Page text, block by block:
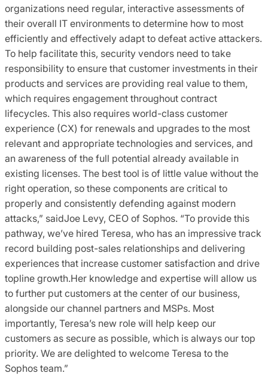
organizations need regular, interactive assessments of
their overall IT environments to determine how to most
efficiently and effectively adapt to defeat active attackers.
To help facilitate this, security vendors need to take
responsibility to ensure that customer investments in their
products and services are providing real value to them,
which requires engagement throughout contract
lifecycles. This also requires world-class customer
experience (CX) for renewals and upgrades to the most
relevant and appropriate technologies and services, and
an awareness of the full potential already available in
existing licenses. The best tool is of little value without the
right operation, so these components are critical to
properly and consistently defending against modern
attacks,” saidJoe Levy, CEO of Sophos. “To provide this
pathway, we’ve hired Teresa, who has an impressive track
record building post-sales relationships and delivering
experiences that increase customer satisfaction and drive
topline growth.Her knowledge and expertise will allow us
to further put customers at the center of our business,
alongside our channel partners and MSPs. Most
importantly, Teresa’s new role will help keep our
customers as secure as possible, which is always our top
priority. We are delighted to welcome Teresa to the
Sophos team.”